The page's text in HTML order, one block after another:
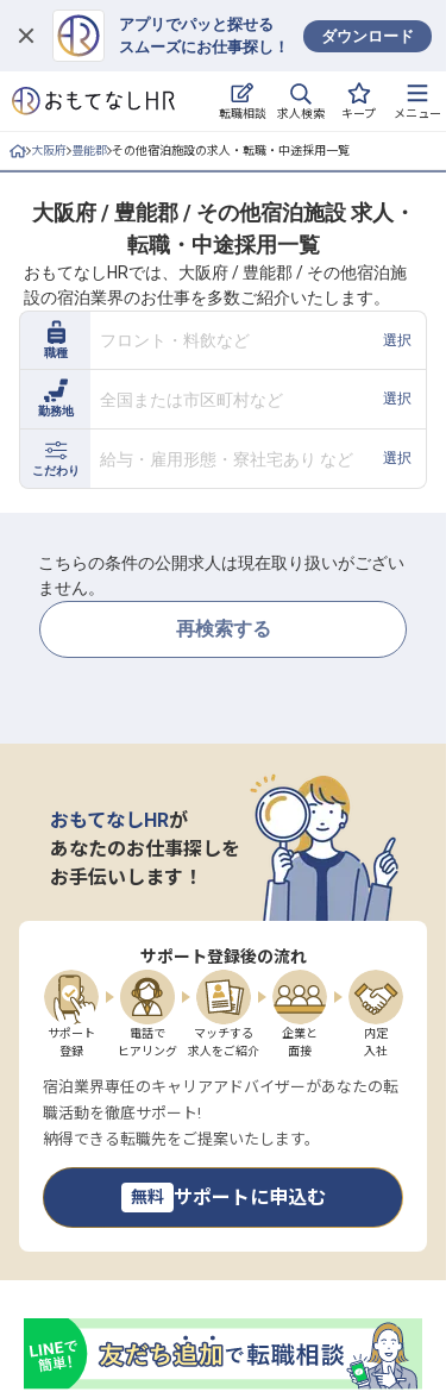
アプリでパッと探せる
スムーズにお仕事探し！
ダウンロード
転職相談 求人検索 キープ メニュー
ログイン
求人・施設を探す
就職・転職 合同説明会
おもてなしHRについて
ご利用の流れ
よくある質問
ホテル・宿泊業界情報コラム
無料 転職サポートに申し込む
採用をお考えの企業様へ
大阪府 豊能郡 その他宿泊施設の求人・転職・中途採用一覧
大阪府 / 豊能郡 / その他宿泊施設 求人・
転職・中途採用一覧
おもてなしHRでは、大阪府 / 豊能郡 / その他宿泊施
設の宿泊業界のお仕事を多数ご紹介いたします。
職種
フロント・料飲など 選択
勤務地
全国または市区町村など 選択
こだわり
給与・雇用形態・寮社宅あり など 選択
こちらの条件の公開求人は現在取り扱いがござい
ません。
再検索する
おもてなしHRが
あなたのお仕事探しを
お手伝いします！
サポート登録後の流れ
サポート
登録
電話で
ヒアリング
マッチする
求人をご紹介
企業と
面接
内定
入社
宿泊業界専任のキャリアアドバイザーがあなたの転
職活動を徹底サポート!
納得できる転職先をご提案いたします。
無料 サポートに申込む